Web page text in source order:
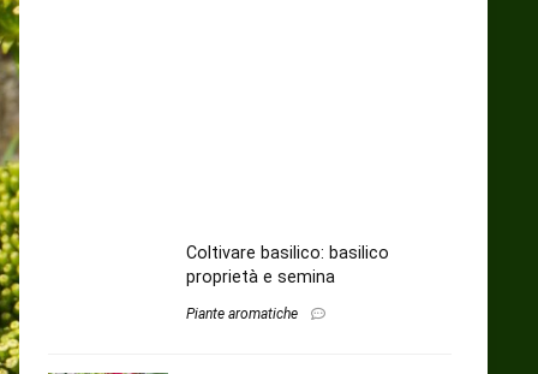
Coltivare basilico: basilico
proprietà e semina
Piante aromatiche